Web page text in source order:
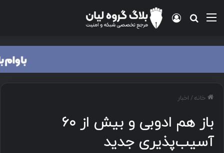
خانه/ اخبار
باز هم ادوبی و بیش از ۶۰
آسیب‌پذیری جدید